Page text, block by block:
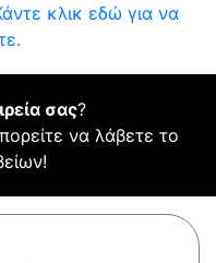
κλικ εδώ για να
σας?
να λάβετε το